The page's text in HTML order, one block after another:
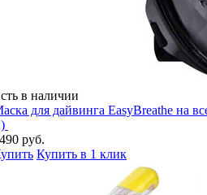
в наличии
для дайвинга EasyBreathe на
руб.
Купить в 1 клик